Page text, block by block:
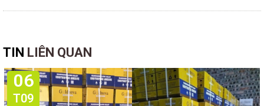
TIN LIÊN QUAN
06
T09